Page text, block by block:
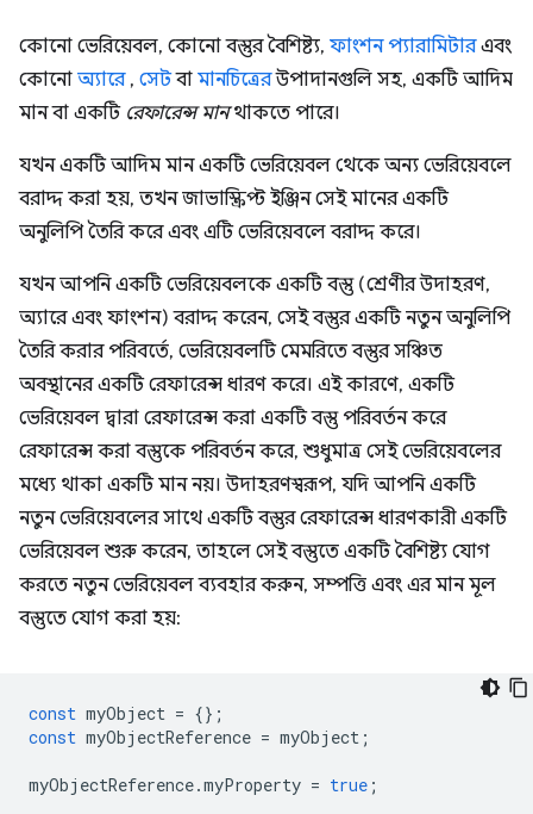
কোনো ভেরিয়েবল, কোনো বস্তুর বৈশিষ্ট্য, ফাংশন প্যারামিটারএবং
কোনো অ্যারে, সেটবা মানচিত্রেরউপাদানগুলি সহ, একটি আদিম
মান বা একটি রেফারেন্স মানথাকতে পারে।
যখন একটি আদিম মান একটি ভেরিয়েবল থেকে অন্য ভেরিয়েবলে
বরাদ্দ করা হয়, তখন জাভাস্ক্রিপ্ট ইঞ্জিন সেই মানের একটি
অনুলিপি তৈরি করে এবং এটি ভেরিয়েবলে বরাদ্দ করে।
যখন আপনি একটি ভেরিয়েবলকে একটি বস্তু (শ্রেণীর উদাহরণ,
অ্যারে এবং ফাংশন) বরাদ্দ করেন, সেই বস্তুর একটি নতুন অনুলিপি
তৈরি করার পরিবর্তে, ভেরিয়েবলটি মেমরিতে বস্তুর সঞ্চিত
অবস্থানের একটি রেফারেন্স ধারণ করে। এই কারণে, একটি
ভেরিয়েবল দ্বারা রেফারেন্স করা একটি বস্তু পরিবর্তন করে
রেফারেন্স করা বস্তুকে পরিবর্তন করে, শুধুমাত্র সেই ভেরিয়েবলের
মধ্যে থাকা একটি মান নয়। উদাহরণস্বরূপ, যদি আপনি একটি
নতুন ভেরিয়েবলের সাথে একটি বস্তুর রেফারেন্স ধারণকারী একটি
ভেরিয়েবল শুরু করেন, তাহলে সেই বস্তুতে একটি বৈশিষ্ট্য যোগ
করতে নতুন ভেরিয়েবল ব্যবহার করুন, সম্পত্তি এবং এর মান মূল
বস্তুতে যোগ করা হয়:
const myObject = {};
const myObjectReference = myObject ;
myObjectReference.myProperty = true ;